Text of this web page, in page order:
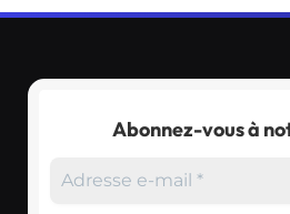
Abonnez-vous à